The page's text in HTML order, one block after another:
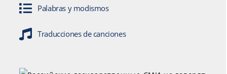
Palabras y modismos
Traducciones de canciones